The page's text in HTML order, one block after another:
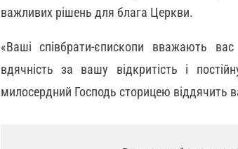
важливих рішень для блага Церкви.
«Ваші співбрати-єпископи вважають
вдячність за вашу відкритість і
милосердний Господь сторицею віддячить